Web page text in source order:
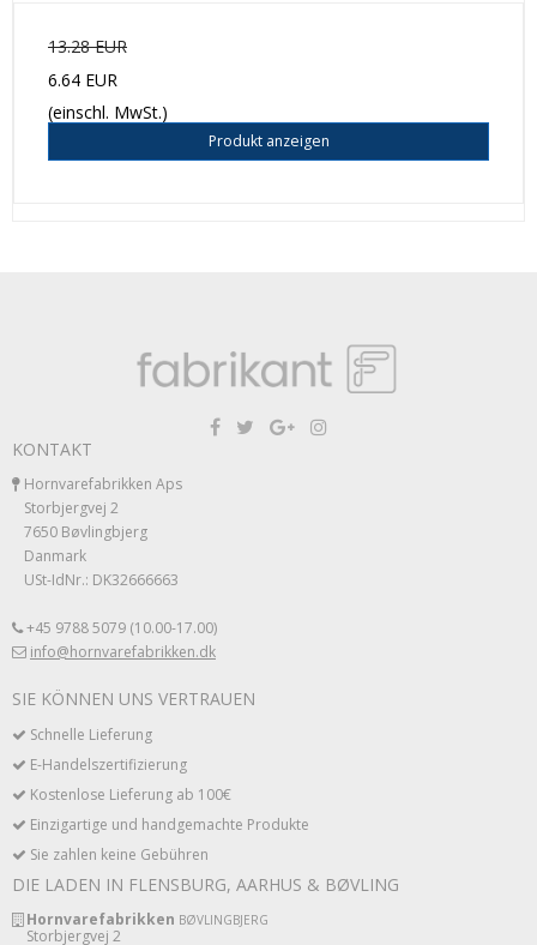
13.28 EUR
6.64 EUR
(einschl. MwSt.)
Produkt anzeigen
KONTAKT
Hornvarefabrikken Aps
Storbjergvej 2
7650 Bøvlingbjerg
Danmark
USt-IdNr.: DK32666663
+45 9788 5079 (10.00-17.00)
info@hornvarefabrikken.dk
SIE KÖNNEN UNS VERTRAUEN
Schnelle Lieferung
E-Handelszertifizierung
Kostenlose Lieferung ab 100€
Einzigartige und handgemachte Produkte
Sie zahlen keine Gebühren
DIE LADEN IN FLENSBURG, AARHUS & BØVLING
Hornvarefabrikken BØVLINGBJERG
Storbjergvej 2